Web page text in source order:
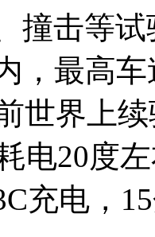
撞击等
，最高
世界上
电20度
充电，